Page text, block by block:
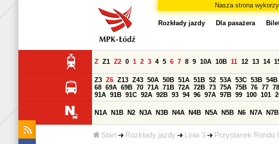
Nasza strona
Start Rozkłady jazdy Linia 3 Przystanek Rondo
Rozkłady jazdy Dla pasażera
Z Z1 Z2 0 1 2 3 4 5 6 7 8 9 10A 10B 11 12 13 14
Z3 Z6 Z13 Z43 50A 50B 51A 51B 52 53A 53C 53B 54B
68 69A 69B 70 71A 71B 72A 72B 73 75A 75B 76 77 78
91A 91B 91C 92A 92B 93 94 96 97A 97B 99 100 101
N1A N1B N2 N3A N3B N4A N4B N5A N5B N6 N7A N7B